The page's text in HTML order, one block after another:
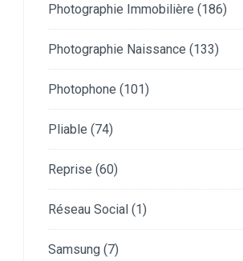
Photographie Immobilière (186)
Photographie Naissance (133)
Photophone (101)
Pliable (74)
Reprise (60)
Réseau Social (1)
Samsung (7)